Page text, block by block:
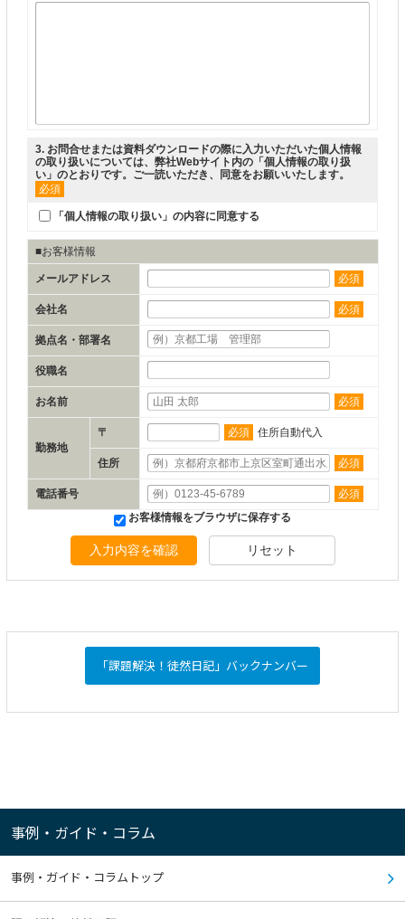
3. お問合せまたは資料ダウンロードの際に入力いただいた個人情報
の取り扱いについては、弊社Webサイト内の「 個人情報の取り扱
い 」のとおりです。ご一読いただき、同意をお願いいたします。
必須
「個人情報の取り扱い」の内容に同意する
■お客様情報
メールアドレス 必須
会社名 必須
拠点名・部署名
役職名
お名前 必須
勤務地
〒 必須 住所自動代入
住所 必須
電話番号
必須
お客様情報をブラウザに保存する
入力内容を確認 リセット
「課題解決！徒然日記」バックナンバー
事例・ガイド・コラム
事例・ガイド・コラムトップ